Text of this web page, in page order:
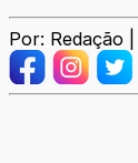
Por: Redação